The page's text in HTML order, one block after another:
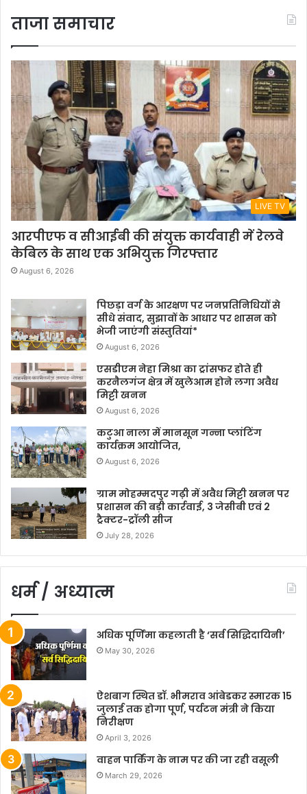
ताजा समाचार
LIVE TV
आरपीएफ व सीआईबी की संयुक्त कार्यवाही में रेलवे
केबिल के साथ एक अभियुक्त गिरफ्तार
August 6, 2026
पिछड़ा वर्ग के आरक्षण पर जनप्रतिनिधियों से
सीधे संवाद, सुझावों के आधार पर शासन को
भेजी जाएंगी संस्तुतियां*
August 6, 2026
एसडीएम नेहा मिश्रा का ट्रांसफर होते ही
करनैलगंज क्षेत्र में खुलेआम होने लगा अवैध
मिट्टी खनन
August 6, 2026
कटुआ नाला में मानसून गन्ना प्लांटिंग
कार्यक्रम आयोजित,
August 6, 2026
ग्राम मोहम्मदपुर गढ़ी में अवैध मिट्टी खनन पर
प्रशासन की बड़ी कार्रवाई, 3 जेसीबी एवं 2
ट्रैक्टर-ट्रॉली सीज
July 28, 2026
धर्म / अध्यात्म
अधिक पूर्णिमा कहलाती है ‘सर्व सिद्धिदायिनी’
May 30, 2026
ऐशबाग स्थित डॉ. भीमराव आंबेडकर स्मारक 15
जुलाई तक होगा पूर्ण, पर्यटन मंत्री ने किया
निरीक्षण
April 3, 2026
वाहन पार्किंग के नाम पर की जा रही वसूली
March 29, 2026